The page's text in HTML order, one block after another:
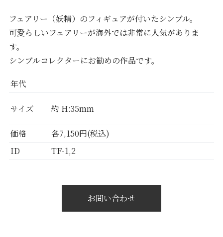
フェアリー（妖精）のフィギュアが付いたシンブル。
可愛らしいフェアリーが海外では非常に人気がありま
す。
シンブルコレクターにお勧めの作品です。
年代
サイズ 約 H:35mm
価格
各7,150円(税込)
ID
TF-1,2
お問い合わせ